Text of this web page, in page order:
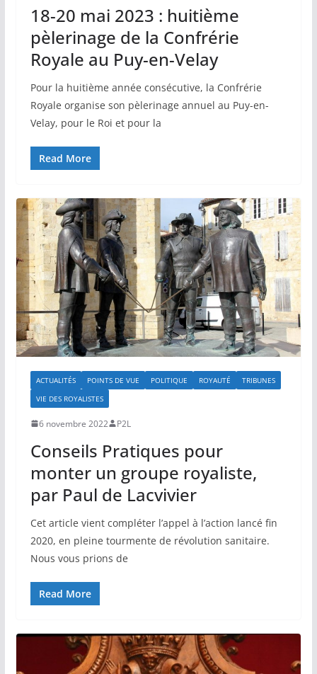
18-20 mai 2023 : huitième
pèlerinage de la Confrérie
Royale au Puy-en-Velay
Pour la huitième année consécutive, la Confrérie
Royale organise son pèlerinage annuel au Puy-en-
Velay, pour le Roi et pour la
Read More
ACTUALITÉS POINTS DE VUE POLITIQUE ROYAUTÉ
TRIBUNES
VIE DES ROYALISTES
6 novembre 2022 P2L
Conseils Pratiques pour
monter un groupe royaliste,
par Paul de Lacvivier
Cet article vient compléter l’appel à l’action lancé fin
2020, en pleine tourmente de révolution sanitaire.
Nous vous prions de
Read More